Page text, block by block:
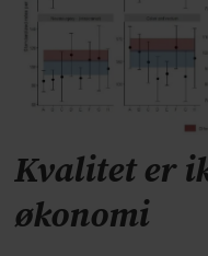
Kvalitet er
økonomi